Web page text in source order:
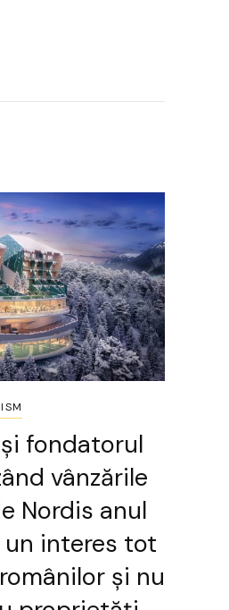
fondatorul
vânzările
Nordis anul
interes tot
și nu